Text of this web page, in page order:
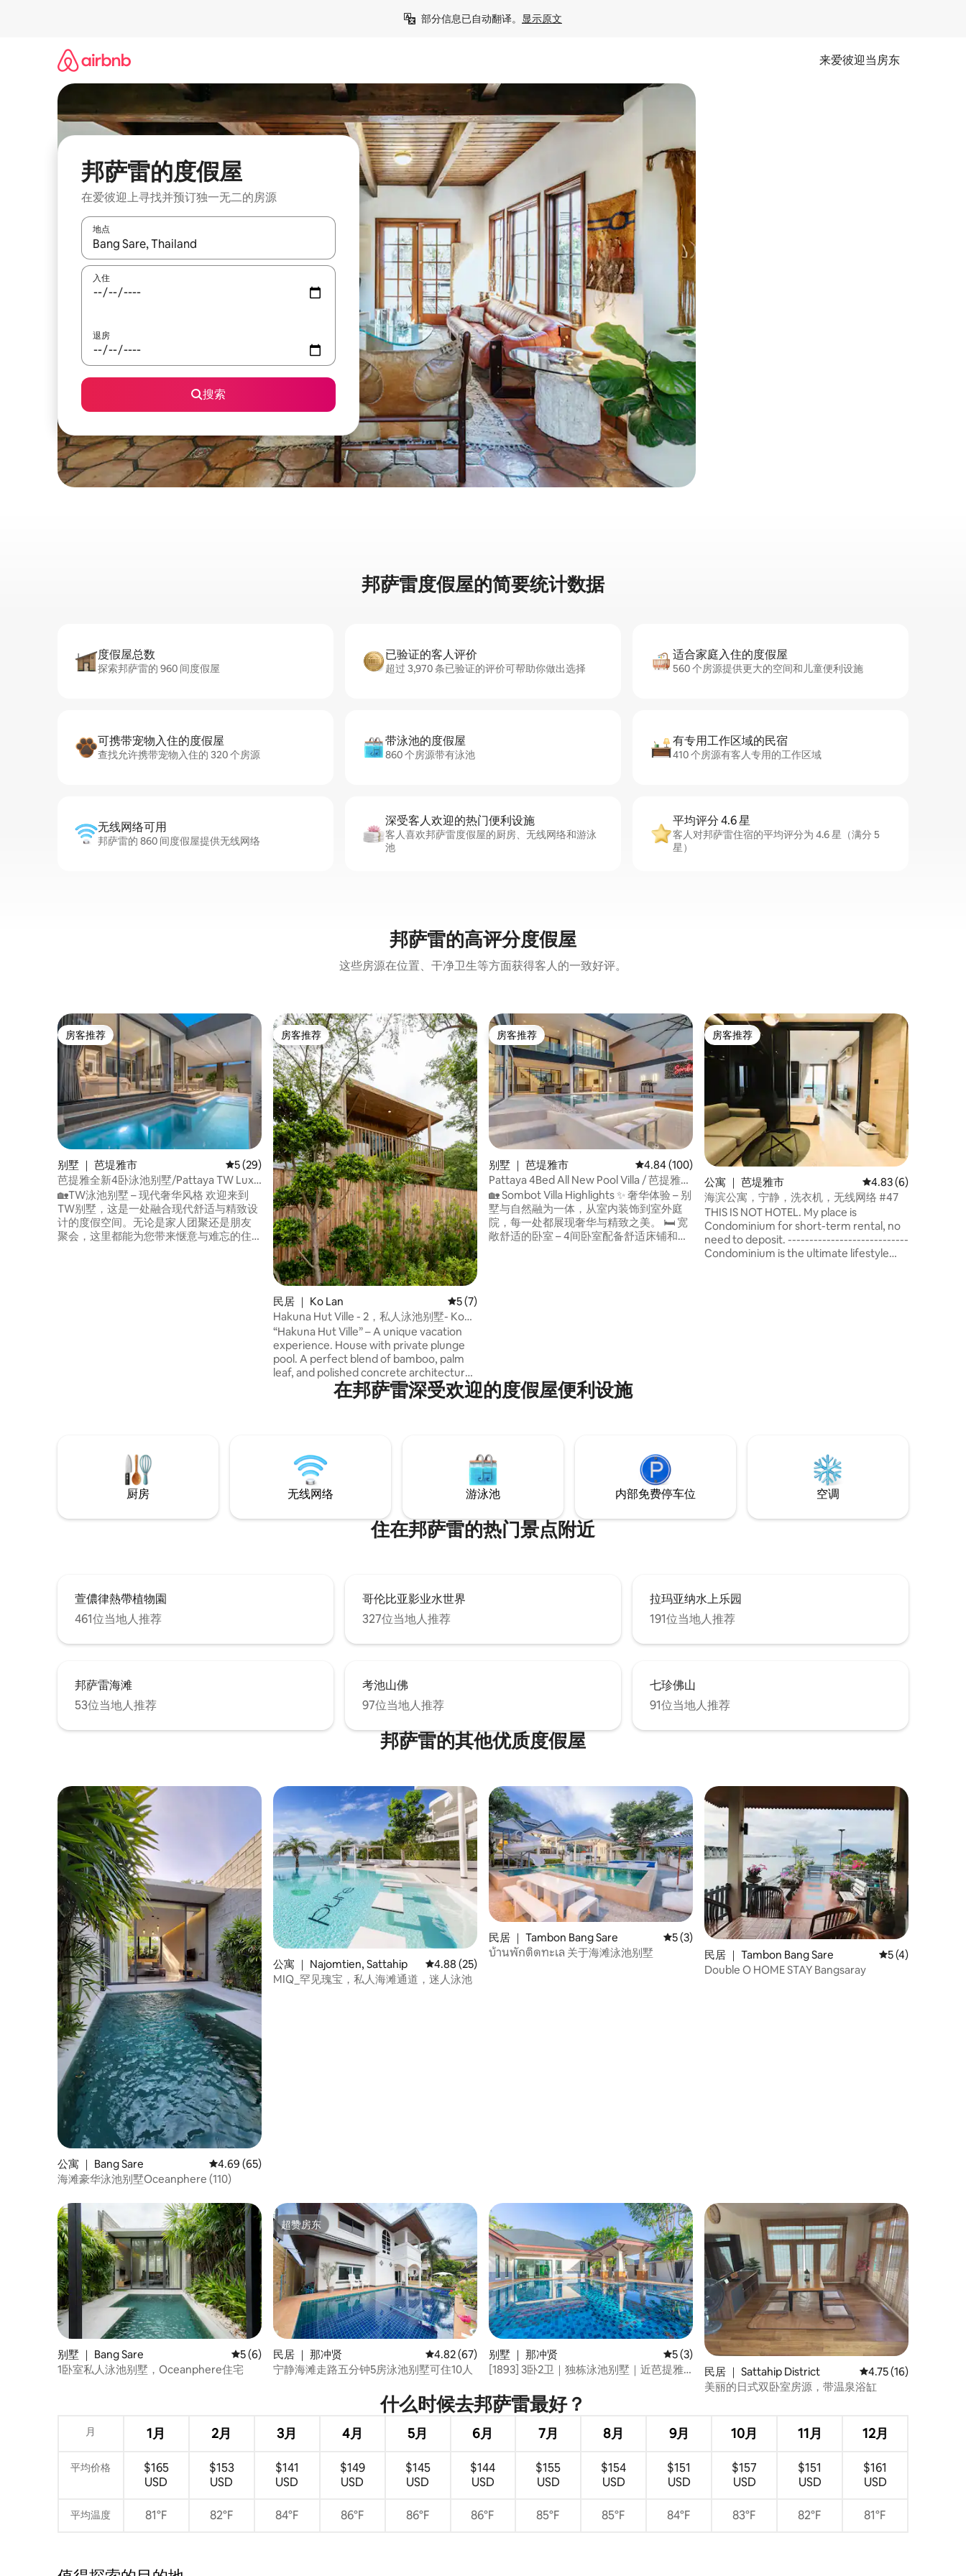
部分信息已自动翻译。 显示原文
来爱彼迎当房东
邦萨雷的度假屋
在爱彼迎上寻找并预订独一无二的房源
地点
如有搜索结果，请使用上下方向键查看，或通过点击或滑动手势浏览。
入住
退房
搜索
邦萨雷度假屋的简要统计数据
度假屋总数
探索邦萨雷的 960 间度假屋
已验证的客人评价
超过 3,970 条已验证的评价可帮助你做出选择
适合家庭入住的度假屋
560 个房源提供更大的空间和儿童便利设施
可携带宠物入住的度假屋
查找允许携带宠物入住的 320 个房源
带泳池的度假屋
860 个房源带有泳池
有专用工作区域的民宿
410 个房源有客人专用的工作区域
无线网络可用
邦萨雷的 860 间度假屋提供无线网络
深受客人欢迎的热门便利设施
客人喜欢邦萨雷度假屋的厨房、无线网络和游泳
池
平均评分 4.6 星
客人对邦萨雷住宿的平均评分为 4.6 星（满分 5
星）
邦萨雷的高评分度假屋
这些房源在位置、干净卫生等方面获得客人的一致好评。
房客推荐
房客推荐
别墅 ｜ 芭堤雅市 平均评分 5 分（满分 5 分），共 29 条评价
5 (29)
芭提雅全新4卧泳池别墅/Pattaya TW Luxe
Stay Pool Villa
🏡TW泳池别墅 – 现代奢华风格 欢迎来到
TW别墅，这是一处融合现代舒适与精致设
计的度假空间。无论是家人团聚还是朋友
聚会，这里都能为您带来惬意与难忘的住
独立电视，客厅另设大屏幕电视，全屋覆
盖高速无线网络，带来丰富便捷的娱乐与
设计风格，简约大气，兼具舒适与优雅，
让您的假期更加惬意。
房客推荐
房客推荐
民居 ｜ Ko Lan 平均评分 5 分（满分 5 分），共 7 条评价
5 (7)
Hakuna Hut Ville - 2，私人泳池别墅- Koh
Larn
“Hakuna Hut Ville” – A unique vacation
experience. House with private plunge
pool. A perfect blend of bamboo, palm
leaf, and polished concrete architecture
breathe in the scent of the sea amidst
can let your mind drift slowly, and feel
like Koh Larn is your own home.
房客推荐
房客推荐
别墅 ｜ 芭堤雅市 平均评分 4.84 分（满分 5 分），共 100 条评价
4.84 (100)
Pattaya 4Bed All New Pool Villa / 芭提雅全
新4卧5卫泳池别墅
🏡 Sombot Villa Highlights ✨ 奢华体验 – 别
墅与自然融为一体，从室内装饰到室外庭
院，每一处都展现奢华与精致之美。 🛏 宽
敞舒适的卧室 – 4间卧室配备舒适床铺和柔
都超越期望，打造至臻至美的入住体验。
房客推荐
房客推荐
公寓 ｜ 芭堤雅市 平均评分 4.83 分（
4.83 (6)
海滨公寓，宁静，洗衣机，无线网络 #47
THIS IS NOT HOTEL. My place is
Condominium for short-term rental, no
need to deposit. ----------------------------
Condominium is the ultimate lifestyle
在邦萨雷深受欢迎的度假屋便利设施
厨房 无线网络 游泳池 内部免费停车位 空调
住在邦萨雷的热门景点附近
萱儂律熱帶植物園
461位当地人推荐
哥伦比亚影业水世界
327位当地人推荐
拉玛亚纳水上乐园
191位当地人推荐
邦萨雷海滩
53位当地人推荐
考池山佛
97位当地人推荐
七珍佛山
91位当地人推荐
邦萨雷的其他优质度假屋
公寓 ｜ Bang Sare 平均评分 4.69 分（满分 5 分），共 65 条评价
4.69 (65)
海滩豪华泳池别墅Oceanphere (110)
公寓 ｜ Najomtien, Sattahip 平均评分 4.88 分（满分 5 分），共 25 条评价
4.88 (25)
MIQ_罕见瑰宝，私人海滩通道，迷人泳池
民居 ｜ Tambon Bang Sare 平均评分 5 分（满分 5 分），共 3 条评价
5 (3)
บ้านพักติดทะเล 关于海滩泳池别墅
民居 ｜ Tambon Bang Sare 平均评分 5 分（
5 (4)
Double O HOME STAY Bangsaray
别墅 ｜ Bang Sare 平均评分 5 分（满分 5 分），共 6 条评价
5 (6)
1卧室私人泳池别墅，Oceanphere住宅
超赞房东
超赞房东
民居 ｜ 那冲贤 平均评分 4.82 分（满分 5 分），共 67 条评价
4.82 (67)
宁静海滩走路五分钟5房泳池别墅可住10人
别墅 ｜ 那冲贤 平均评分 5 分（满分 5 分），共 3 条评价
5 (3)
[1893] 3卧2卫｜独栋泳池别墅｜近芭提雅
选
民居 ｜ Sattahip District 平均评分 4.75 分（满
4.75 (16)
美丽的日式双卧室房源，带温泉浴缸
什么时候去邦萨雷最好？
月 1月 2月 3月 4月 5月 6月 7月 8月 9月 10月 11月 12月
平均价格
$165
USD
$153
USD
$141
USD
$149
USD
$145
USD
$144
USD
$155
USD
$154
USD
$151
USD
$157
USD
$151
USD
$161
USD
平均温度 81°F 82°F 84°F 86°F 86°F 86°F 85°F 85°F 84°F 83°F 82°F 81°F